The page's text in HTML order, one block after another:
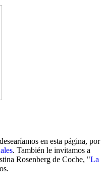
en esta página, por
. También le invitamos a
Rosenberg de Coche, "La